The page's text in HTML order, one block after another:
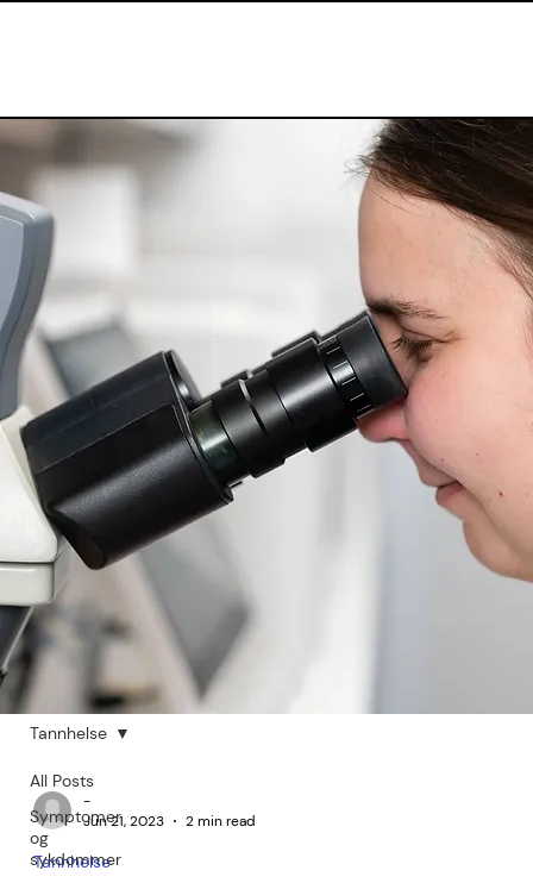
All Posts
Symptomer
og
sykdommer
Tannhelse
-
Jun 21, 2023
2 min read
Tannhelse